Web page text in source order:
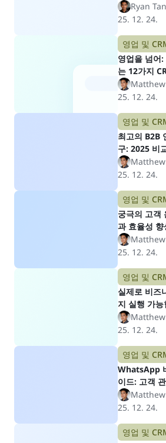
Ryan
25. 12. 24.
영업 및
영업을 넘어
는 12가지
25. 12. 24.
영업 및
최고의 B2B
구: 2025 비
25. 12. 24.
영업 및
궁극의 고객
과 효율성 향
25. 12. 24.
영업 및
실제로 비즈
지 실행 가능
25. 12. 24.
영업 및
WhatsApp
이드: 고객
25. 12. 24.
영업 및